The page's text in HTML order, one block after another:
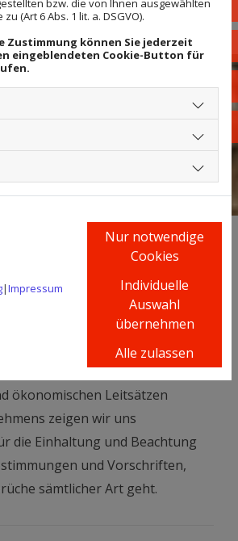
Abriss ist auf besondere
zu achten. Wir arbeiten
Berücksichtigung der aktuell
Neben den
ökonomischen Leitsätzen
zeigen wir uns
die Einhaltung und Beachtung
und Vorschriften,
sämtlicher Art geht.
bzw. die von Ihnen ausgewählten
(Art 6 Abs. 1 lit. a. DSGVO).
Zustimmung können Sie jederzeit
eingeblendeten Cookie-Button für
|Impressum
Nur notwendige
Cookies
Individuelle
Auswahl
übernehmen
Alle zulassen